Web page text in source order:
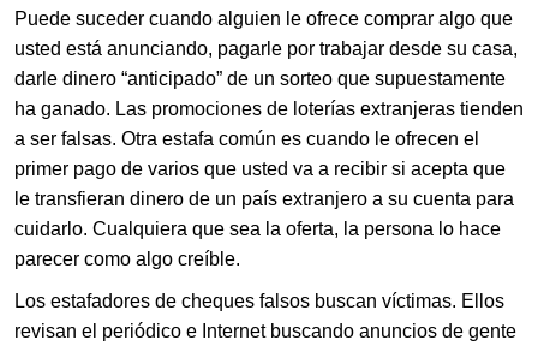
Puede suceder cuando alguien le ofrece comprar algo que
usted está anunciando, pagarle por trabajar desde su casa,
darle dinero “anticipado” de un sorteo que supuestamente
ha ganado. Las promociones de loterías extranjeras tienden
a ser falsas. Otra estafa común es cuando le ofrecen el
primer pago de varios que usted va a recibir si acepta que
le transfieran dinero de un país extranjero a su cuenta para
cuidarlo. Cualquiera que sea la oferta, la persona lo hace
parecer como algo creíble.
Los estafadores de cheques falsos buscan víctimas. Ellos
revisan el periódico e Internet buscando anuncios de gente